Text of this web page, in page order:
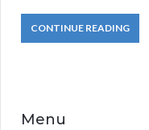
CONTINUE READING
Menu